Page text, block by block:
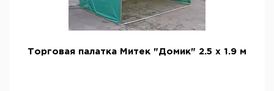
Торговая палатка Митек "Домик" 2.5 х 1.9 м